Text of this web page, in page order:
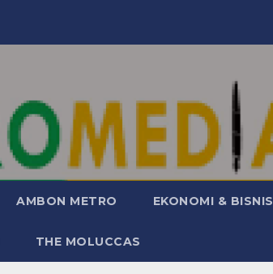
AMBON METRO EKONOMI & BISNIS
THE MOLUCCAS